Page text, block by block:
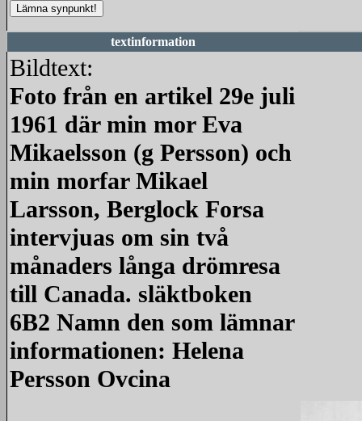
textinformation
Bildtext:
Foto från en artikel 29e juli
1961 där min mor Eva
Mikaelsson (g Persson) och
min morfar Mikael
Larsson, Berglock Forsa
intervjuas om sin två
månaders långa drömresa
till Canada. släktboken
6B2 Namn den som lämnar
informationen: Helena
Persson Ovcina